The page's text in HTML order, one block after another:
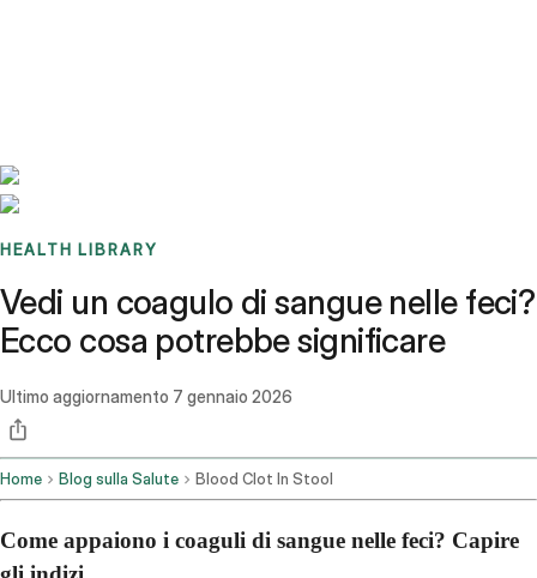
HEALTH LIBRARY
Vedi un coagulo di sangue nelle feci?
Ecco cosa potrebbe significare
Ultimo aggiornamento 7 gennaio 2026
Home Blog sulla Salute Blood Clot In Stool
Come appaiono i coaguli di sangue nelle feci? Capire